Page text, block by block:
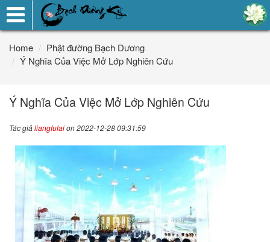
Toggle
navigation
Home
Phật đường Bạch Dương
Ý Nghĩa Của Việc Mở Lớp Nghiên Cứu
Ý Nghĩa Của Việc Mở Lớp Nghiên Cứu
Tác giảliangfulaion 2022-12-28 09:31:59